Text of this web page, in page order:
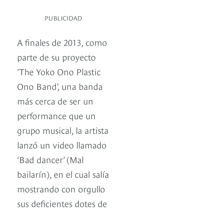
PUBLICIDAD
A finales de 2013, como
parte de su proyecto
‘The Yoko Ono Plastic
Ono Band’, una banda
más cerca de ser un
performance que un
grupo musical, la artista
lanzó un video llamado
‘Bad dancer’ (Mal
bailarín), en el cual salía
mostrando con orgullo
sus deficientes dotes de